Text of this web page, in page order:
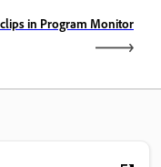
in Program Monitor